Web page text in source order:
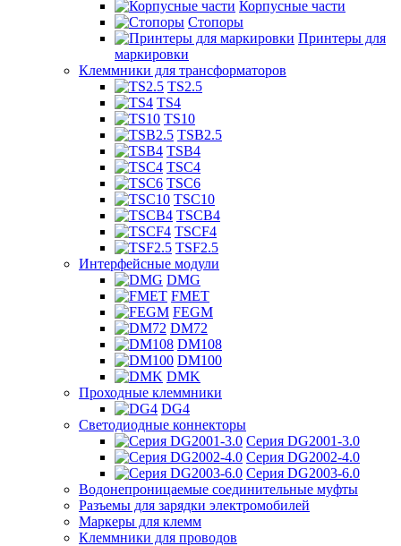
Корпусные части
Стопоры
Принтеры для
маркировки
Клеммники для трансформаторов
TS2.5
TS4
TS10
TSB2.5
TSB4
TSC4
TSC6
TSC10
TSCB4
TSCF4
TSF2.5
Интерфейсные модули
DMG
FMET
FEGM
DM72
DM108
DM100
DMK
Проходные клеммники
DG4
Светодиодные коннекторы
Серия DG2001-3.0
Серия DG2002-4.0
Серия DG2003-6.0
Водонепроницаемые соединительные муфты
Разъемы для зарядки электромобилей
Маркеры для клемм
Клеммники для проводов